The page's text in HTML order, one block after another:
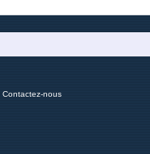
Contactez-nous